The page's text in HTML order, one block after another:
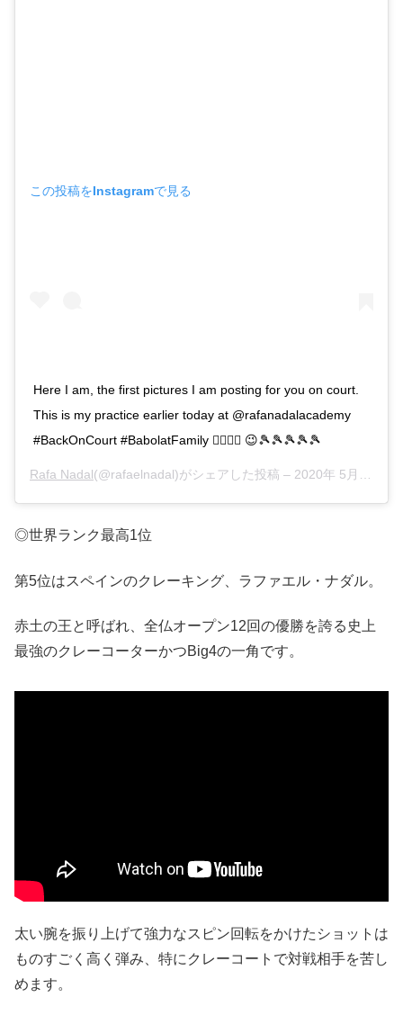
この投稿をInstagramで見る
Here I am, the first pictures I am posting for you on court.
This is my practice earlier today at @rafanadalacademy
#BackOnCourt #BabolatFamily 👍🏻💪🏻 😉🎾🎾🎾🎾🎾
Rafa Nadal(@rafaelnadal)がシェアした投稿 – 2020年 5月月22日午前6時39分PDT
◎世界ランク最高1位
第5位はスペインのクレーキング、ラファエル・ナダル。
赤土の王と呼ばれ、全仏オープン12回の優勝を誇る史上
最強のクレーコーターかつBig4の一角です。
太い腕を振り上げて強力なスピン回転をかけたショットは
ものすごく高く弾み、特にクレーコートで対戦相手を苦し
めます。